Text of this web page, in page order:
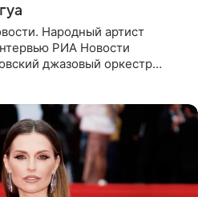
Народный артист
РИА Новости
джазовый оркестр